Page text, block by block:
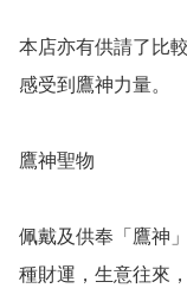
本店亦有供請了比
感受到鷹神力量。
鷹神聖物
佩戴及供奉「鷹神
種財運，生意往來